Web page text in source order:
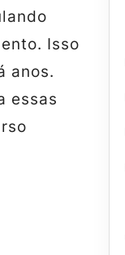
Isso
anos.
essas